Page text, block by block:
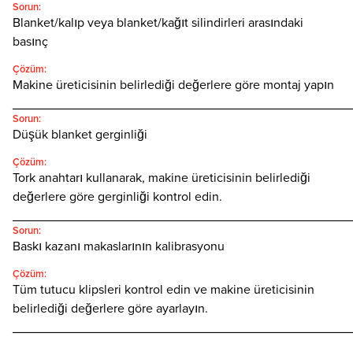
Sorun:
Blanket/kalıp veya blanket/kağıt silindirleri arasındaki
basınç
Çözüm:
Makine üreticisinin belirlediği değerlere göre montaj yapın
Sorun:
Düşük blanket gerginliği
Çözüm:
Tork anahtarı kullanarak, makine üreticisinin belirlediği
değerlere göre gerginliği kontrol edin.
Sorun:
Baskı kazanı makaslarının kalibrasyonu
Çözüm:
Tüm tutucu klipsleri kontrol edin ve makine üreticisinin
belirlediği değerlere göre ayarlayın.